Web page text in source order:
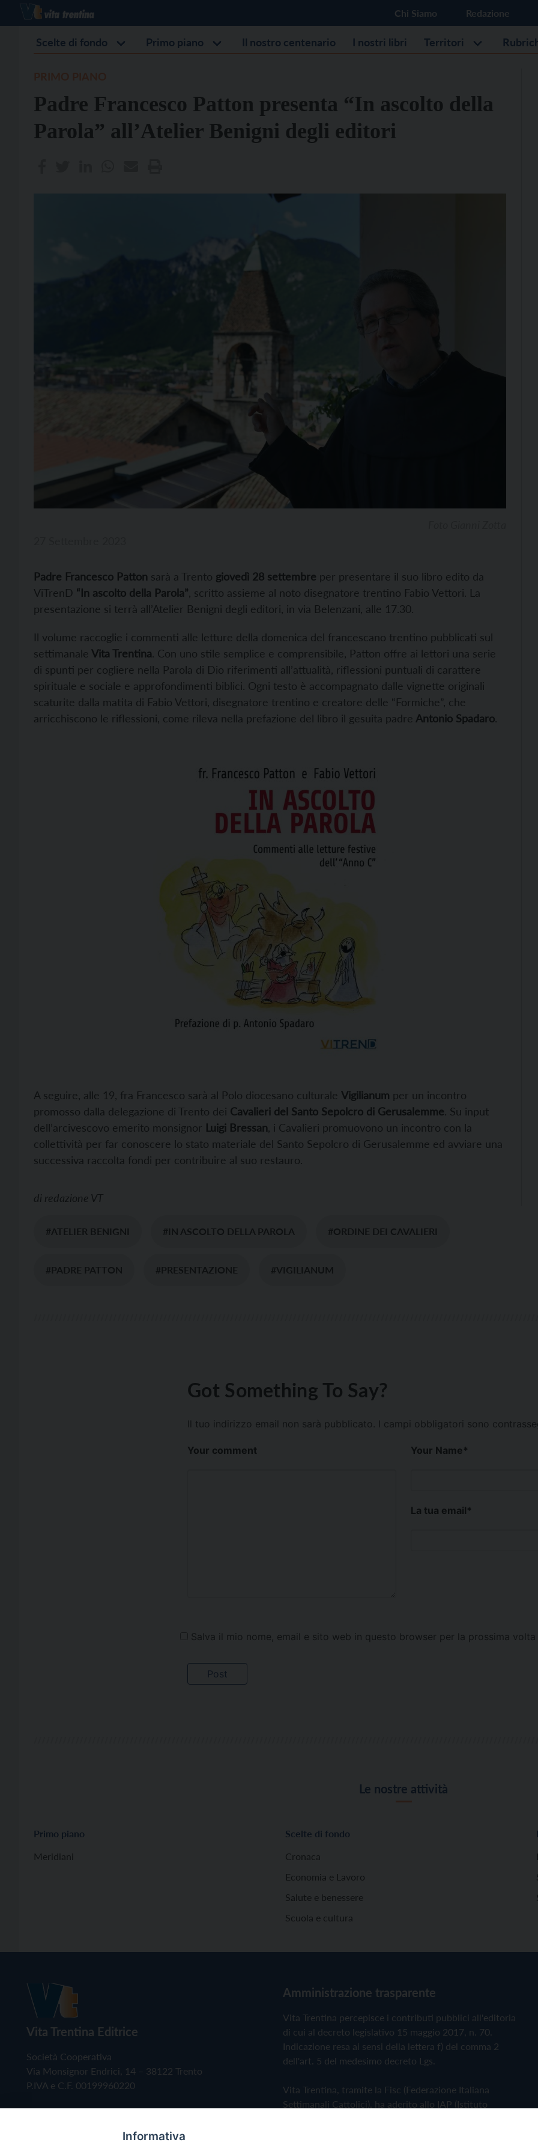
Chi Siamo Redazione
Scelte di fondo Primo piano Il nostro centenario I nostri libri Territori
Padre Francesco Patton presenta “In ascolto della
Parola” all’Atelier Benigni degli editori
Padre Francesco Patton sarà a Trento giovedì 28 settembre per presentare il suo libro edito da
ViTrenD “In ascolto della Parola” , scritto assieme al noto disegnatore trentino Fabio Vettori. La
presentazione si terrà all’Atelier Benigni degli editori, in via Belenzani, alle 17.30.
Il volume raccoglie i commenti alle letture della domenica del francescano trentino pubblicati sul
settimanale Vita Trentina. Con uno stile semplice e comprensibile, Patton offre ai lettori una serie
di spunti per cogliere nella Parola di Dio riferimenti all’attualità, riflessioni puntuali di carattere
spirituale e sociale e approfondimenti biblici. Ogni testo è accompagnato dalle vignette originali
scaturite dalla matita di Fabio Vettori, disegnatore trentino e creatore delle “Formiche”, che
arricchiscono le riflessioni, come rileva nella prefazione del libro il gesuita padre Antonio Spadaro.
A seguire, alle 19, fra Francesco sarà al Polo diocesano culturale Vigilianum per un incontro
promosso dalla delegazione di Trento dei Cavalieri del Santo Sepolcro di Gerusalemme. Su input
dell’arcivescovo emerito monsignor Luigi Bressan , i Cavalieri promuovono un incontro con la
collettività per far conoscere lo stato materiale del Santo Sepolcro di Gerusalemme ed avviare una
successiva raccolta fondi per contribuire al suo restauro.
di redazione VT
#ATELIER BENIGNI #IN ASCOLTO DELLA PAROLA #ORDINE DEI CAVALIERI
#PADRE PATTON #PRESENTAZIONE #VIGILIANUM
Got Something To Say?
Il tuo indirizzo email non sarà pubblicato. I campi obbligatori sono
Your comment Your Name*
La tua email*
Salva il mio nome, email e sito web in questo browser per la prossima
Le nostre attività
Primo piano
Meridiani
Scelte di fondo
Cronaca
Economia e Lavoro
Salute e benessere
Scuola e cultura
Vita Trentina Editrice
Società Cooperativa
Via Monsignor Endrici, 14 – 38122 Trento
P.IVA e C.F. 00199960220
Amministrazione trasparente
Vita Trentina percepisce i contributi pubblici all'editoria
di cui al decreto legislativo 15 maggio 2017, n. 70.
Indicazione resa ai sensi della lettera f) del comma 2
dell'art. 5 del medesimo decreto Lgs.
Vita Trentina, tramite la Fisc (Federazione Italiana
Settimanali Cattolici), ha aderito allo IAP (Istituto
Informativa